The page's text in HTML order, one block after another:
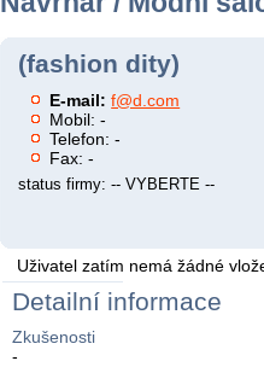
(fashion dity)
E-mail:f@d.com
Mobil: -
Telefon: -
Fax: -
status firmy: -- VYBERTE --
Uživatel zatím nemá žádné
Detailní informace
Zkušenosti
-